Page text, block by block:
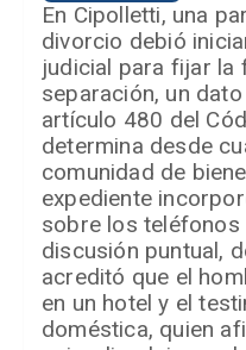
En Cipolletti, una
divorcio debió
judicial para fijar la
separación, un
artículo 480 del
determina desde
comunidad de
expediente
sobre los teléfonos
discusión puntual,
acreditó que el
en un hotel y el
doméstica, quien